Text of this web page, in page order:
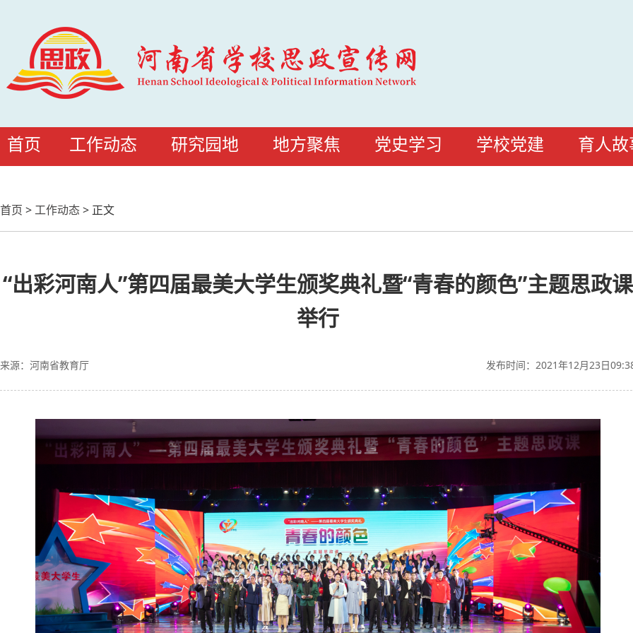
首页 工作动态 研究园地 地方聚焦 党史学习 学校党建 育人故
首页 >工作动态> 正文
“出彩河南人”第四届最美大学生颁奖典礼暨“青春的颜色”主题思政课
举行
发布时间：2021年12月23日
来源：河南省教育厅